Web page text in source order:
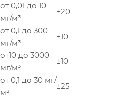
от 0,01 до 10
мг/м³
±20
от 0,1 до 300
мг/м³
±10
от10 до 3000
мг/м³
±10
от 0,1 до 30 мг/
м³
±25